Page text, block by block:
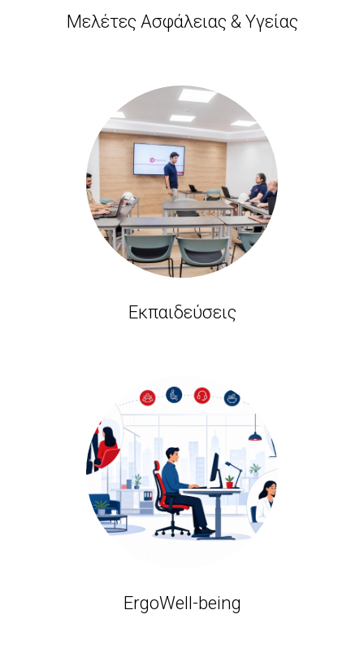
Μελέτες Ασφάλειας & Υγείας
Εκπαιδεύσεις
ErgoWell-being